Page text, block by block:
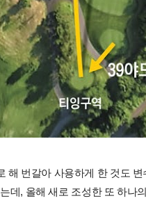
해 번갈아 사용하게 한 것도
데, 올해 새로 조성한 또 하나